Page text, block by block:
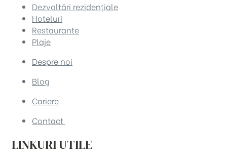
Dezvoltări rezidențiale
Hoteluri
Restaurante
Plaje
Despre noi
Blog
Cariere
Contact
LINKURI UTILE